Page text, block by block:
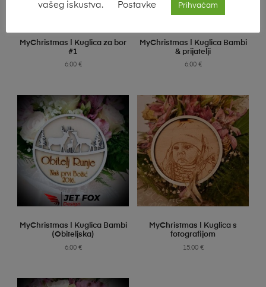
SELECT OPTIONS
MyChristmas | Kuglica za bor
#1
6.00 €
SELECT OPTIONS
MyChristmas | Kuglica Bambi
& prijatelji
6.00 €
SELECT OPTIONS
MyChristmas | Kuglica Bambi
(Obiteljska)
6.00 €
SELECT OPTIONS
MyChristmas | Kuglica s
fotografijom
15.00 €
vašeg iskustva.
Postavke Prihvaćam